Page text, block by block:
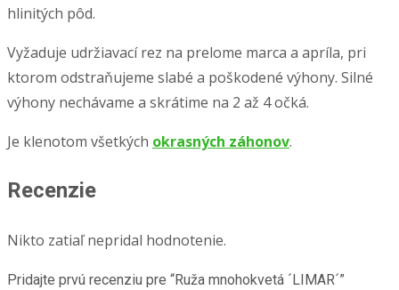
hlinitých pôd.
Vyžaduje udržiavací rez na prelome marca a apríla, pri
ktorom odstraňujeme slabé a poškodené výhony. Silné
výhony nechávame a skrátime na 2 až 4 očká.
Je klenotom všetkých okrasných záhonov.
Recenzie
Nikto zatiaľ nepridal hodnotenie.
Pridajte prvú recenziu pre “Ruža mnohokvetá ´LIMAR´”